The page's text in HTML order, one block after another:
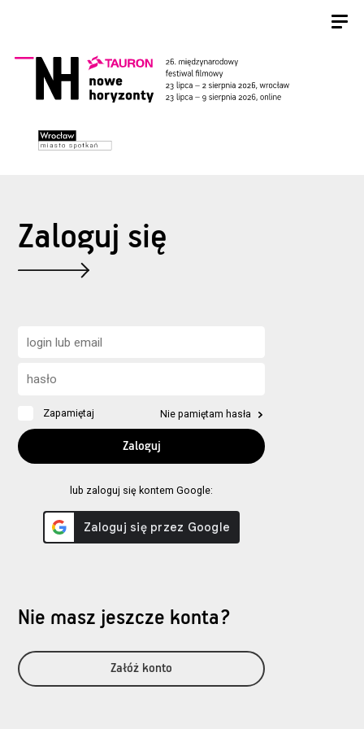
Zaloguj się
Zapamiętaj Nie pamiętam hasła
lub zaloguj się kontem Google:
Nie masz jeszcze konta?
Załóż konto